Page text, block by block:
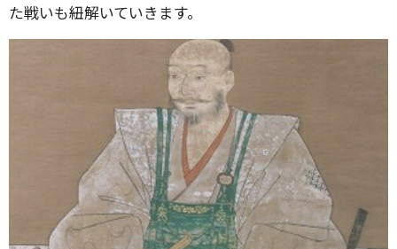
た戦いも紐解いていきます。